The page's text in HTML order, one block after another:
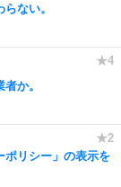
ない。
か。
ポリシー」の表示を